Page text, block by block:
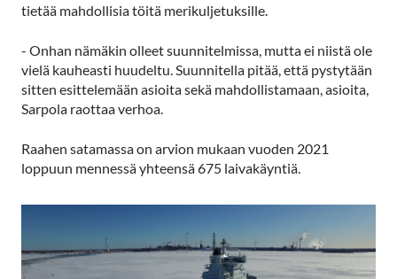
tietää mahdollisia töitä merikuljetuksille.
- Onhan nämäkin olleet suunnitelmissa, mutta ei niistä ole
vielä kauheasti huudeltu. Suunnitella pitää, että pystytään
sitten esittelemään asioita sekä mahdollistamaan, asioita,
Sarpola raottaa verhoa.
Raahen satamassa on arvion mukaan vuoden 2021
loppuun mennessä yhteensä 675 laivakäyntiä.